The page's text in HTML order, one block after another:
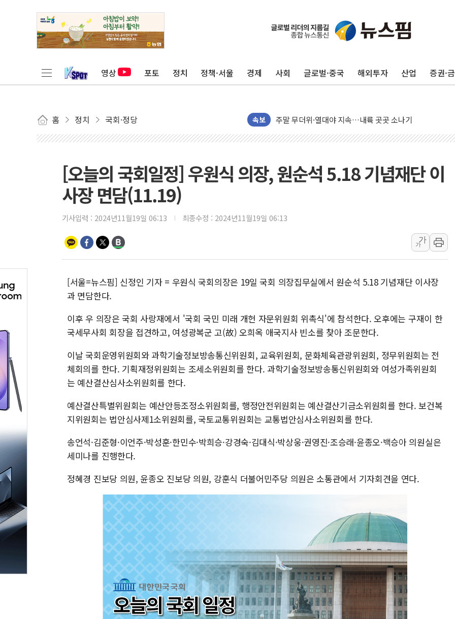
영상 포토 정치 정책·서울 경제 사회 글로벌·중국 해외투자 산업 증권·
홈 정치 국회·정당 속보
李대통령, 'ISA·주가누르기 방지법' 전면 재검토 지시
'호우 특보' 경북 울진 시간당 20~30mm 강한 비...가뭄
오세훈 "용산공원 주택 검토, 민주당 스스로 원칙 뒤집는 것"
충북 주말 무더위 지속…청주·진천 35도, 곳곳 소나기
민주당, 오늘 제주·인천 경선 발표...김민석 '재역전' vs 정
한상협, 업계 개인정보 보안 새판 짠다…'자율규제단체' 타
미 연준 매파 기세 꺾이나…고용 감소에 9월 동결 전망 우세
[종합] 이슬람 수니파 3국, '공동방위협정' 체결… 이스라
美 항소법원, 백악관 무도회장 공사 중단 명령…트럼프 제동
美 고용 쇼크에 엔화 장중 급등…시장은 "또 개입했나" 촉각
[AI MY 뉴스] 뉴욕 반도체주 프리뷰...美 고용 쇼크에 반도
뉴욕증시 프리뷰, 美 고용 쇼크에 금리 인상 우려 후퇴…
[종합] 美 7월 고용 2만3000명 감소 '쇼크'…9월 금리 인상
[오늘의 국회일정] 우원식 의장, 원순석 5.18 기념재단 이
사장 면담(11.19)
기사입력 : 2024년11월19일 06:13 최종수정 : 2024년11월19일 06:13
가
가
[서울=뉴스핌] 신정인 기자 = 우원식 국회의장은 19일 국회 의장집무실에서 원순석 5.18 기념재단 이사장
과 면담한다.
이후 우 의장은 국회 사랑재에서 '국회 국민 미래 개헌 자문위원회 위촉식'에 참석한다. 오후에는 구재이 한
국세무사회 회장을 접견하고, 여성광복군 고(故) 오희옥 애국지사 빈소를 찾아 조문한다.
이날 국회운영위원회와 과학기술정보방송통신위원회, 교육위원회, 문화체육관광위원회, 정무위원회는 전
체회의를 한다. 기획재정위원회는 조세소위원회를 한다. 과학기술정보방송통신위원회와 여성가족위원회
는 예산결산심사소위원회를 한다.
예산결산특별위원회는 예산안등조정소위원회를, 행정안전위원회는 예산결산기금소위원회를 한다. 보건복
지위원회는 법안심사제1소위원회를, 국토교통위원회는 교통법안심사소위원회를 한다.
송언석·김준형·이언주·박성훈·한민수·박희승·강경숙·김대식·박상웅·권영진·조승래·윤종오·백승아 의원실은
세미나를 진행한다.
정혜경 진보당 의원, 윤종오 진보당 의원, 강훈식 더불어민주당 의원은 소통관에서 기자회견을 연다.